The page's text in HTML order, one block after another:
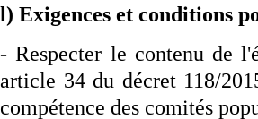
l) Exigences et conditions
- Respecter le contenu de
article 34 du décret 118/
compétence des comités